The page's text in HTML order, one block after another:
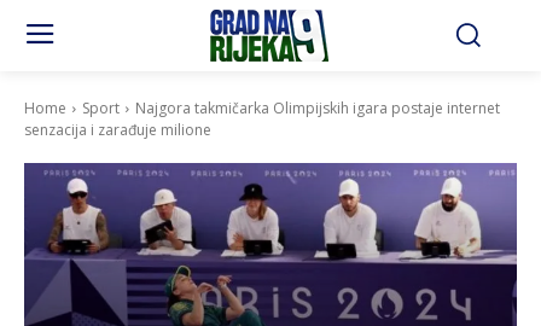
Home Sport
Najgora takmičarka Olimpijskih igara postaje internet
senzacija i zarađuje milione